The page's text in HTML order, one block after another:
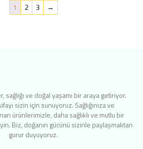
1 2 3 →
sağlığı ve doğal yaşamı bir araya getiriyor.
sizin için sunuyoruz. Sağlığınıza ve
ürünlerimizle, daha sağlıklı ve mutlu bir
Biz, doğanın gücünü sizinle paylaşmaktan
gurur duyuyoruz.